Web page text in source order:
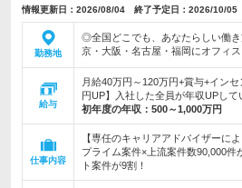
情報更新日：2026/08/04 終了予定日：2026/10/05
勤務地
◎全国どこでも、あなたらしい働
京・大阪・名古屋・福岡にオフィ
給与
月給40万円～120万円+賞与+イン
円UP】入社した全員が年収UPして
初年度の年収： 500～1,000万円
仕事内容
【専任のキャリアアドバイザーに
プライム案件×上流案件数90,000
ト案件が9割！